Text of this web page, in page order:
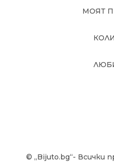
МОЯТ
© „Bijuto.bg“- Всички